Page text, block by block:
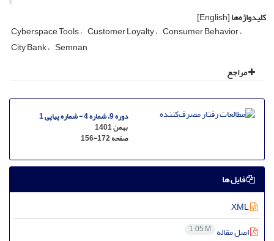
کلیدواژه‌ها[English]
Cyberspace Tools Customer Loyalty Consumer Behavior
City Bank Semnan
مراجع
دوره 9، شماره 4 - شماره پیاپی 1
بهمن 1401
صفحه156-172
فایل ها
اصل مقاله 1.05 M